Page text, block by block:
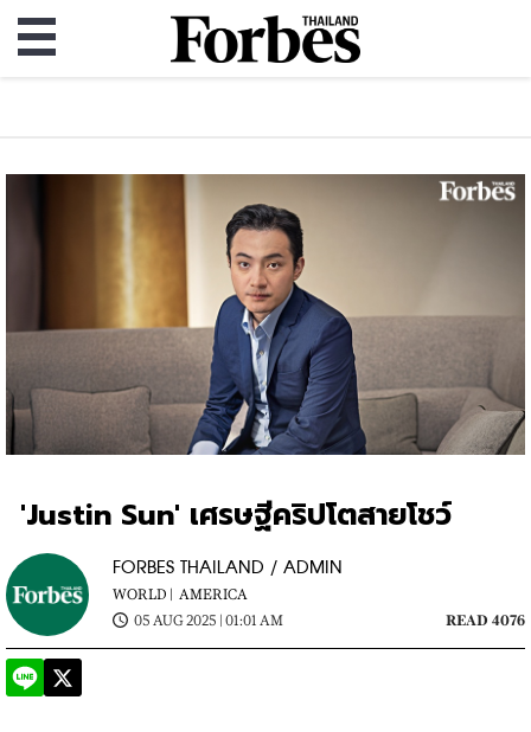
'Justin Sun' เศรษฐีคริปโตสายโชว์
FORBES THAILAND / ADMIN
WORLD | AMERICA
05 AUG 2025 | 01:01 AM
READ 4076